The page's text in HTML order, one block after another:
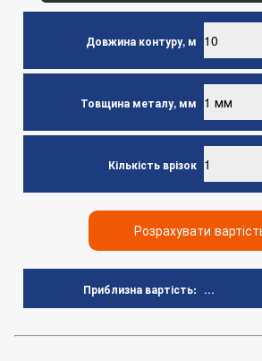
Довжина контуру, м
Товщина металу, мм
Кількість врізок
Розрахувати
Приблизна вартість: ...